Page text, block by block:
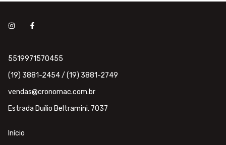
5519971570455
(19) 3881-2454 / (19) 3881-2749
vendas@cronomac.com.br
Estrada Duílio Beltramini, 7037
Início